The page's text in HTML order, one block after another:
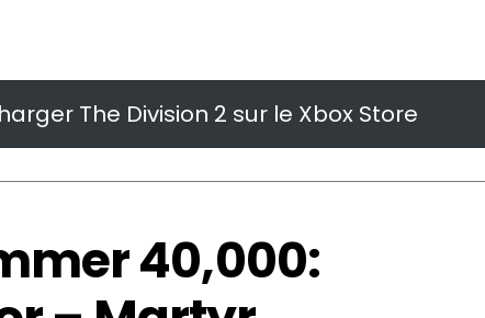
The Division 2 sur le Xbox Store
40,000: